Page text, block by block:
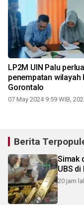
LP2M UIN Palu
penempatan wilayah
Gorontalo
07 May 2024 9:59 WIB,
Berita
Simak
UBS
20 jam